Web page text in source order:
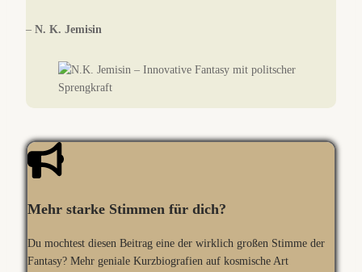
– N. K. Jemisin
Mehr starke Stimmen für dich?
Du mochtest diesen Beitrag eine der wirklich großen Stimme der
Fantasy? Mehr geniale Kurzbiografien auf kosmische Art